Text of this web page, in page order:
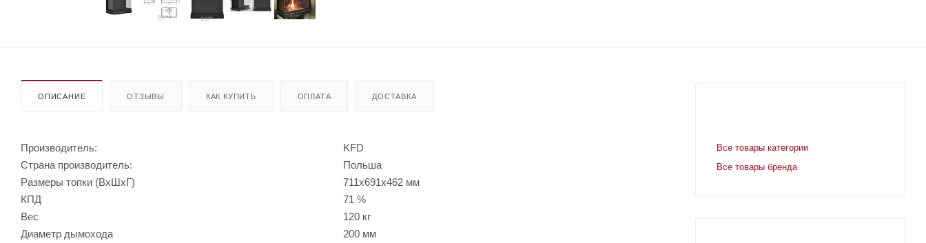
ОПИСАНИЕ ОТЗЫВЫ КАК КУПИТЬ ОПЛАТА ДОСТАВКА
Производитель:
KFD
Страна производитель:
Польша
Размеры топки (ВхШхГ)
711х691х462 мм
КПД
71 %
Вес
120 кг
Диаметр дымохода
200 мм
Все товары категории
Все товары бренда